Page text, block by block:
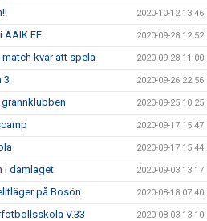
2020-10-12 13:46
ÄAIK FF 2020-09-28 12:52
kvar att spela 2020-09-28 11:00
3 2020-09-26 22:56
2020-09-25 10:25
2020-09-17 15:47
2020-09-17 15:44
i damlaget 2020-09-03 13:17
på Bosön 2020-08-18 07:40
V.33 2020-08-03 13:10